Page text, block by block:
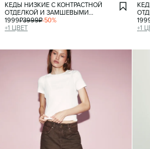
КЕДЫ НИЗКИЕ С КОНТРАСТНОЙ
ОТДЕЛКОЙ И ЗАМШЕВЫМИ
ВСТАВКАМИ
1999₽3999₽-50%
+1 ЦВЕТ
+1